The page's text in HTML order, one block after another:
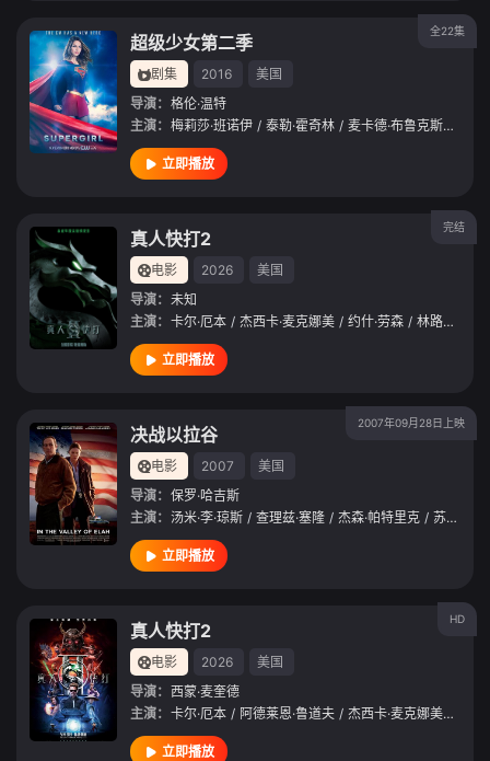
全22集
超级少女第二季
剧集 2016
美国
导演： 格伦·温特
主演： 梅莉莎·班诺伊 / 泰勒·霍奇林 / 麦卡德·布鲁克斯 /
立即播放
完结
真人快打2
电影 2026
美国
导演： 未知
主演： 卡尔·厄本 / 杰西卡·麦克娜美 / 约什·劳森 / 林路迪
立即播放
2007年09月28日上映
决战以拉谷
电影 2007
美国
导演： 保罗·哈吉斯
主演： 汤米·李·琼斯 / 查理兹·塞隆 / 杰森·帕特里克 / 苏珊·萨兰登
立即播放
HD
真人快打2
电影 2026
美国
导演： 西蒙·麦奎德
主演： 卡尔·厄本 / 阿德莱恩·鲁道夫 / 杰西卡·麦克娜美 /
立即播放